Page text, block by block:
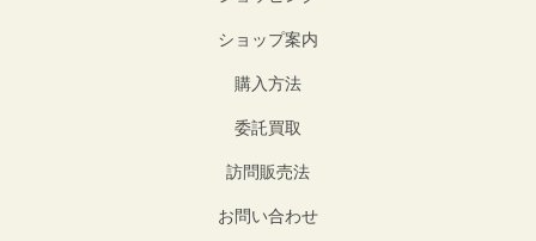
ショップ案内
購入方法
委託買取
訪問販売法
お問い合わせ